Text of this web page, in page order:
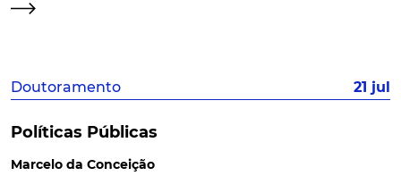
Doutoramento 21 jul
Políticas Públicas
Marcelo da Conceição